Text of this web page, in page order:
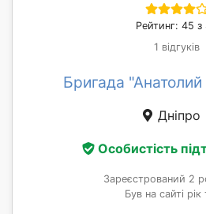
Рейтинг: 45 з
1 відгуків
Бригада
Дніпро
Особистість
Зареєстрований 2
Був на сайті